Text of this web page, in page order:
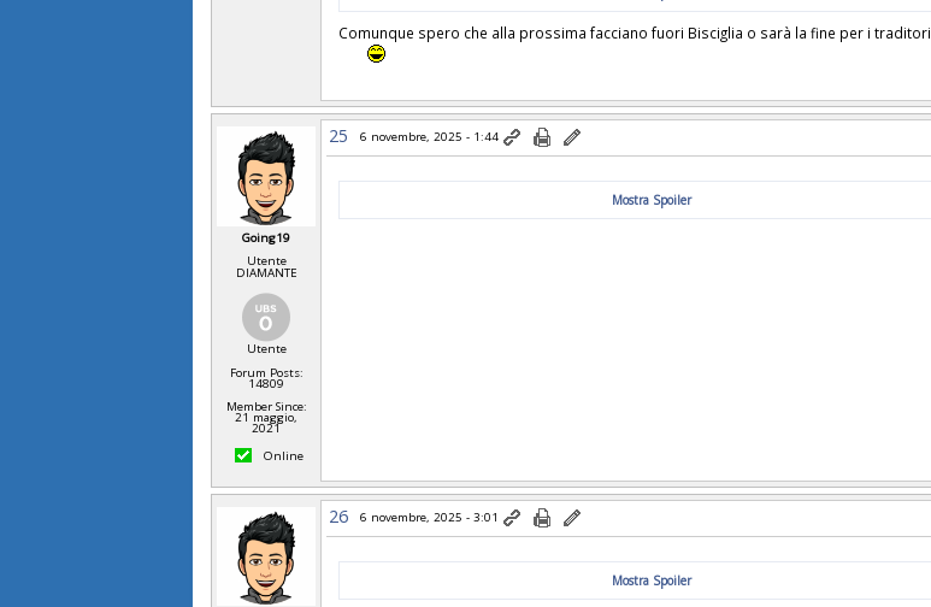
Comunque spero che alla prossima facciano fuori Bisciglia o sarà la fine per i traditori
Going19
Utente
DIAMANTE
Utente
Forum Posts:
14809
Member Since:
21 maggio,
2021
Online
25 6 novembre, 2025 - 1:44
Mostra Spoiler
26 6 novembre, 2025 - 3:01
Mostra Spoiler